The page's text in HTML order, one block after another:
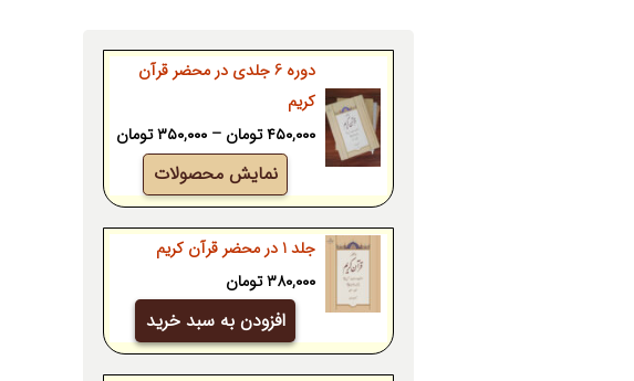
دوره 6 جلدی در محضر قرآن
کریم
۴۵۰,۰۰۰تومان – ۳۵۰,۰۰۰تومان
through
نمایش محصولات
جلد 1 در محضر قرآن کریم
۳۸۰,۰۰۰تومان
افزودن به سبد خرید